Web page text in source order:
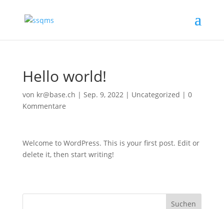
Hello world!
von kr@base.ch | Sep. 9, 2022| Uncategorized | 0
Kommentare
Welcome to WordPress. This is your first post. Edit or
delete it, then start writing!
Suchen